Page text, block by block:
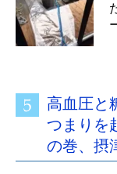
高血圧と
つまりを
の巻、摂